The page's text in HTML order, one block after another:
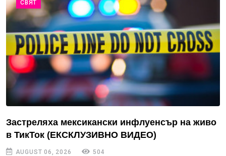
СВЯТ
Застреляха мексикански инфлуенсър на живо
в ТикТок (ЕКСКЛУЗИВНО ВИДЕО)
AUGUST 06, 2026 504